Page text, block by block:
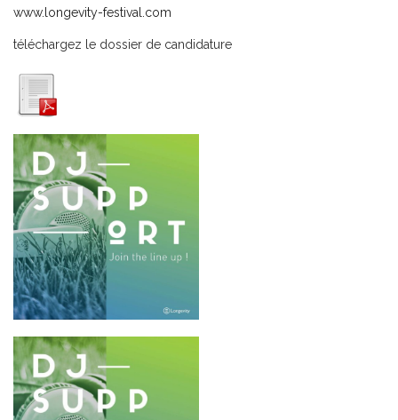
www.longevity-festival.com
téléchargez le dossier de candidature